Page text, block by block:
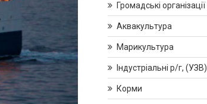
Громадські організації
Аквакультура
Марикультура
Індустріальні р/г, (УЗВ)
Корми